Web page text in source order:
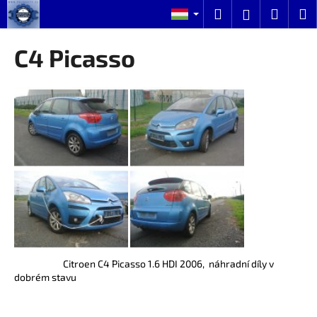
Ugrás
fő
Keresés Kosár
C4 Picasso
Citroen C4 Picasso 1.6 HDI 2006, náhradní díly v
dobrém stavu
K
o
i
t
e
r
e
s
?